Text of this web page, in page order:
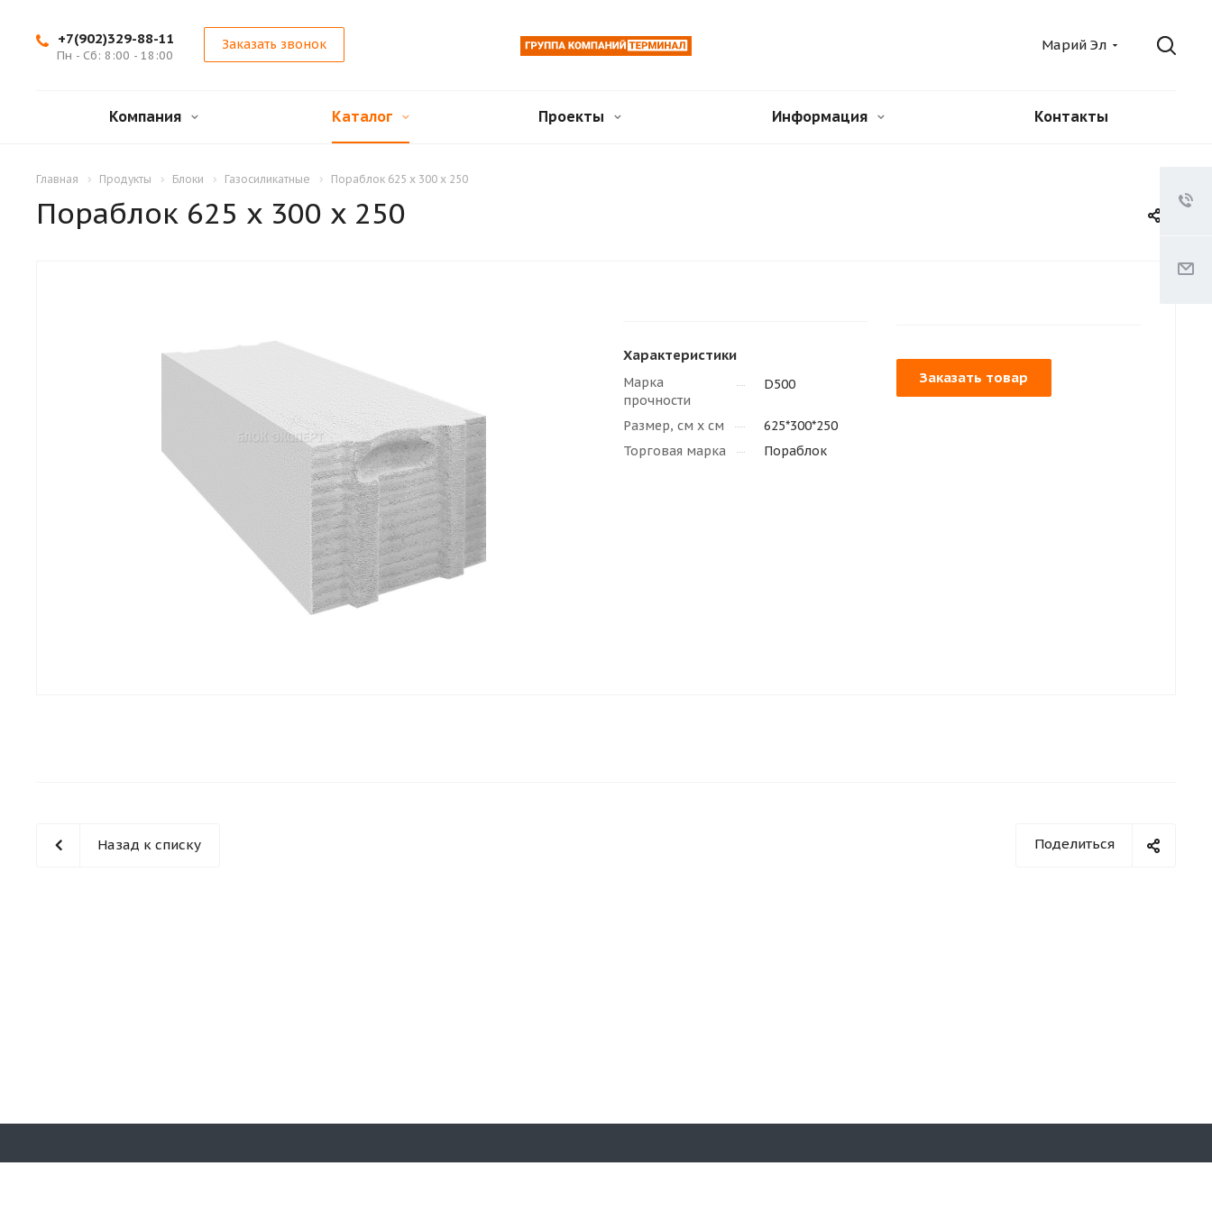
+7(902)329-88-11
Пн - Сб: 8:00 - 18:00
Заказать звонок Марий Эл
Компания Каталог Проекты Информация Контакты
Главная Продукты Блоки Газосиликатные Пораблок 625 x 300 x 250
Пораблок 625 x 300 x 250
Характеристики
Марка
прочности
D500
Размер, см х см
625*300*250
Торговая марка
Пораблок
Заказать товар
Поделиться
Назад к списку